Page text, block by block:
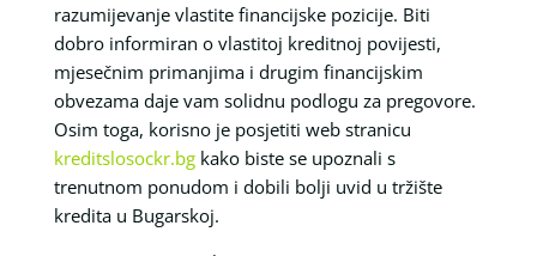
razumijevanje vlastite financijske pozicije. Biti
dobro informiran o vlastitoj kreditnoj povijesti,
mjesečnim primanjima i drugim financijskim
obvezama daje vam solidnu podlogu za pregovore.
Osim toga, korisno je posjetiti web stranicu
kreditslosockr.bgkako biste se upoznali s
trenutnom ponudom i dobili bolji uvid u tržište
kredita u Bugarskoj.